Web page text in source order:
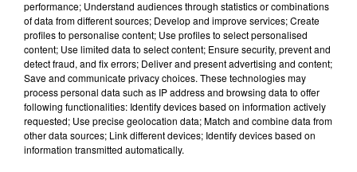
Lecture (2 min 14 sec)
100%
100% Radio les infos du grand Toulouse
performance; Understand audiences through statistics or combinations
of data from different sources; Develop and improve services; Create
profiles to personalise content; Use profiles to select personalised
content; Use limited data to select content; Ensure security, prevent and
detect fraud, and fix errors; Deliver and present advertising and content;
Save and communicate privacy choices. These technologies may
process personal data such as IP address and browsing data to offer
following functionalities: Identify devices based on information actively
requested; Use precise geolocation data; Match and combine data from
other data sources; Link different devices; Identify devices based on
information transmitted automatically.